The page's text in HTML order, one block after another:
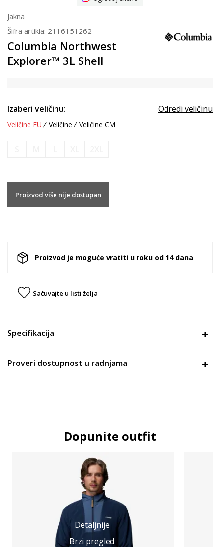
Jakna
Šifra artikla: 2116151262
Columbia Northwest
Explorer™ 3L Shell
Izaberi veličinu: Odredi veličinu
Veličine EU Veličine Veličine CM
Proizvod više nije dostupan
Proizvod je moguće vratiti u roku od 14 dana
Sačuvajte u listi želja
Specifikacija
Proveri dostupnost u radnjama
Dopunite outfit
Detaljnije
Brzi pregled